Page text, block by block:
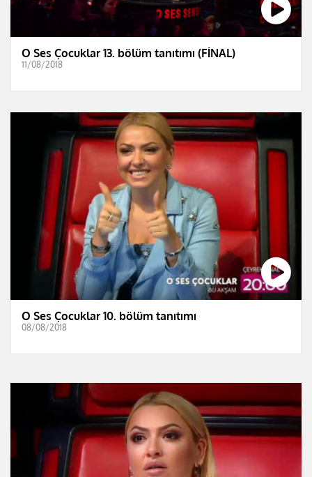
O Ses Çocuklar 13. bölüm tanıtımı (FİNAL)
11/08/2018
O Ses Çocuklar 10. bölüm tanıtımı
08/08/2018